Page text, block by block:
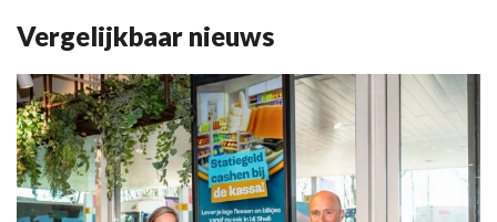
Vergelijkbaar nieuws